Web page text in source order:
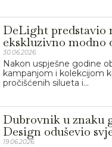
DeLight predstavio
ekskluzivno modno
30.06.2026.
Nakon uspješne godine
kampanjom i kolekcijom
pročišćenih silueta i...
Dubrovnik u znaku
Design oduševio
19.06.2026.